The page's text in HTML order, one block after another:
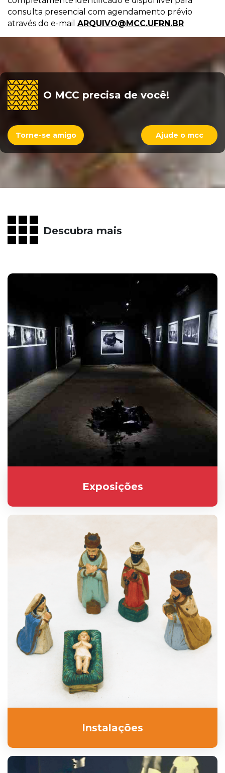
consulta presencial com agendamento prévio
através do e-mail ARQUIVO@MCC.UFRN.BR
O MCC precisa de você!
Torne-se amigo Ajude o mcc
Descubra mais
Exposições
Instalações